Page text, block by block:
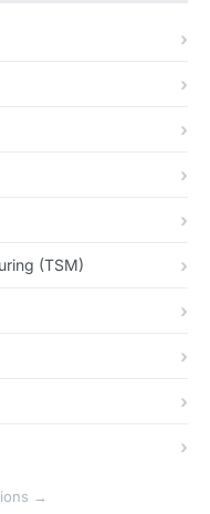
(TSM)
→